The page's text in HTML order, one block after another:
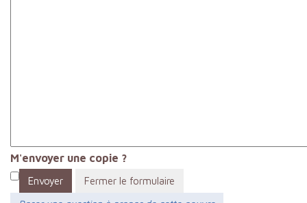
M'envoyer une copie ?
Envoyer
Fermer le formulaire